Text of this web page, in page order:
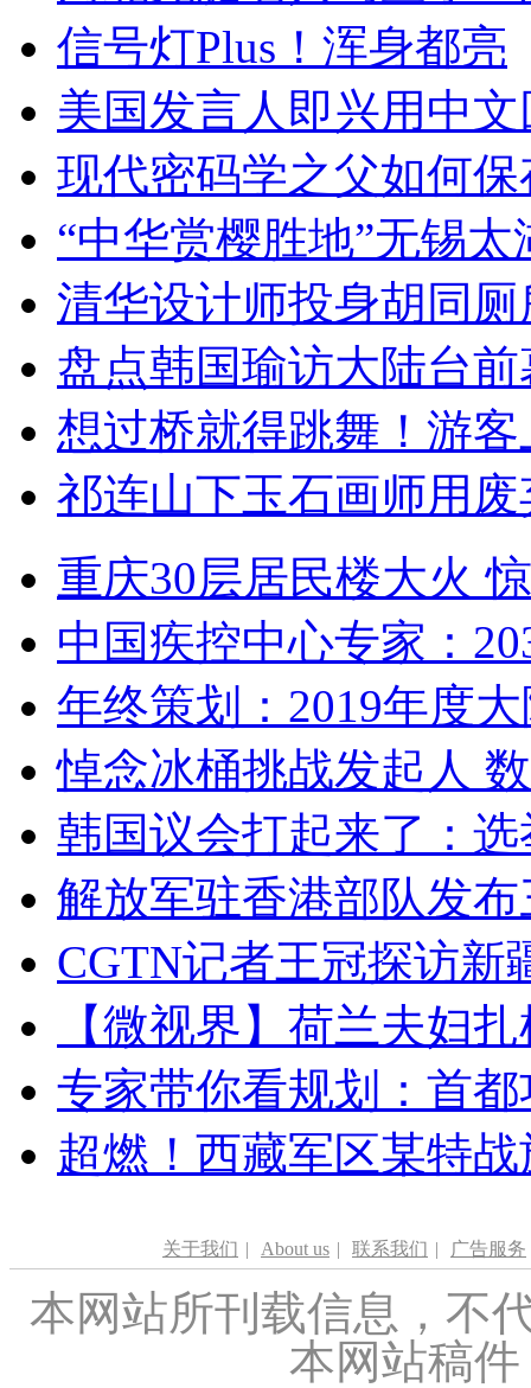
信号灯Plus！浑身都亮
美国发言人即兴用中
现代密码学之父如何
“中华赏樱胜地”无锡
清华设计师投身胡同
盘点韩国瑜访大陆台
想过桥就得跳舞！游客
祁连山下玉石画师用
重庆30层居民楼大火
中国疾控中心专家：
年终策划：2019年度
悼念冰桶挑战发起人
韩国议会打起来了：
解放军驻香港部队发
CGTN记者王冠探访新
【微视界】荷兰夫妇
专家带你看规划：首
超燃！西藏军区某特
关于我们 | About us | 联系我们 | 广告服务
本网站所刊载信息，不
本网站稿